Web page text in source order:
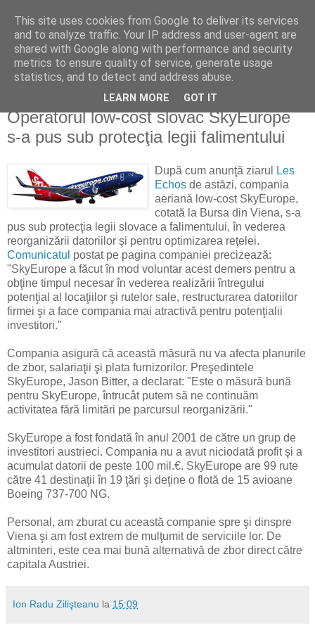
Reflecţii economice
blog de reflecţii, informaţii şi opinii economice
luni, 22 iunie 2009
Operatorul low-cost slovac SkyEurope
s-a pus sub protecţia legii falimentului
După cum anunţă ziarul
Les
Echos de astăzi, compania
aeriană low-cost SkyEurope,
cotată la Bursa din Viena, s-a
pus sub protecţia legii slovace a falimentului, în vederea
reorganizării datoriilor şi pentru optimizarea reţelei.
Comunicatul postat pe pagina companiei precizează:
"SkyEurope a făcut în mod voluntar acest demers pentru a
obţine timpul necesar în vederea realizării întregului
potenţial al locaţiilor şi rutelor sale, restructurarea datoriilor
firmei şi a face compania mai atractivă pentru potenţialii
investitori."
Compania asigură că această măsură nu va afecta planurile
de zbor, salariaţii şi plata furnizorilor. Preşedintele
SkyEurope, Jason Bitter, a declarat: "Este o măsură bună
pentru SkyEurope, întrucât putem să ne continuăm
activitatea fără limitări pe parcursul reorganizării."
SkyEurope a fost fondată în anul 2001 de către un grup de
investitori austrieci. Compania nu a avut niciodată profit şi a
acumulat datorii de peste 100 mil.€. SkyEurope are 99 rute
către 41 destinaţii în 19 ţări şi deţine o flotă de 15 avioane
Boeing 737-700 NG.
Personal, am zburat cu această companie spre şi dinspre
Viena şi am fost extrem de mulţumit de serviciile lor. De
altminteri, este cea mai bună alternativă de zbor direct către
capitala Austriei.
Ion Radu Zilişteanu la 15:09
This site uses cookies from Google to deliver its services
and to analyze traffic. Your IP address and user-agent are
shared with Google along with performance and security
metrics to ensure quality of service, generate usage
statistics, and to detect and address abuse.
LEARN MORE GOT IT